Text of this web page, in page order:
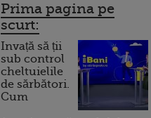
Prima pagina pe
scurt:
Invață să ții
sub control
cheltuielile
de sărbători.
Cum